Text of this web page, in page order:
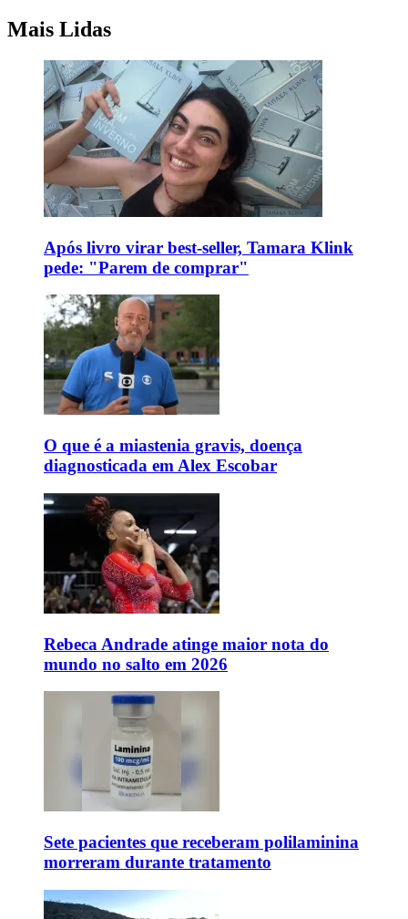
Mais Lidas
Após livro virar best-seller, Tamara Klink
pede: "Parem de comprar"
O que é a miastenia gravis, doença
diagnosticada em Alex Escobar
Rebeca Andrade atinge maior nota do
mundo no salto em 2026
Sete pacientes que receberam polilaminina
morreram durante tratamento